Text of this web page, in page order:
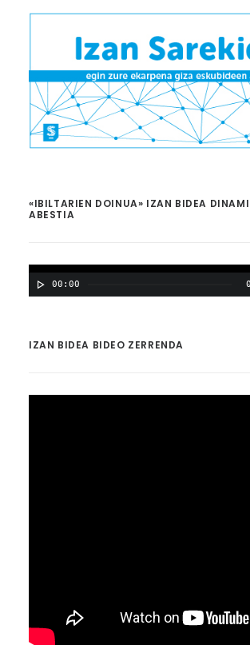
«IBILTARIEN DOINUA» IZAN BIDEA
ABESTIA
00:00
IZAN BIDEA BIDEO ZERRENDA